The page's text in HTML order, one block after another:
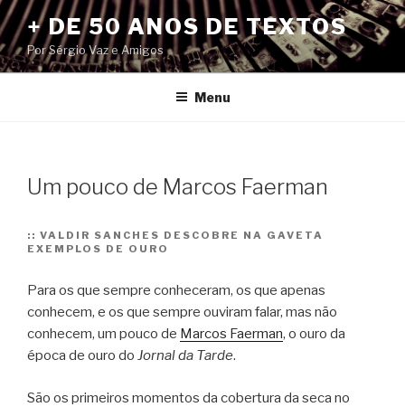
Pular
para
o
conteúdo
+ DE 50 ANOS DE TEXTOS
Por Sérgio Vaz e Amigos
Menu
Um pouco de Marcos Faerman
:: VALDIR SANCHES DESCOBRE NA GAVETA
EXEMPLOS DE OURO
Para os que sempre conheceram, os que apenas
conhecem, e os que sempre ouviram falar, mas não
conhecem, um pouco de Marcos Faerman, o ouro da
época de ouro do Jornal da Tarde.
São os primeiros momentos da cobertura da seca no